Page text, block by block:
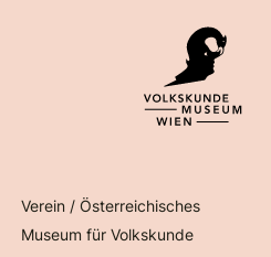
Verein / Österreichisches
Museum für Volkskunde